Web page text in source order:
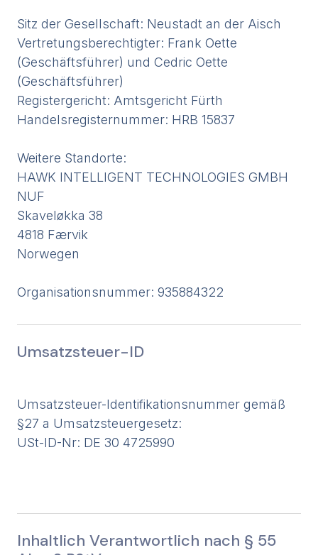
Sitz der Gesellschaft: Neustadt an der Aisch
Vertretungsberechtigter: Frank Oette
(Geschäftsführer) und Cedric Oette
(Geschäftsführer)
Registergericht: Amtsgericht Fürth
Handelsregisternummer: HRB 15837
Weitere Standorte:
HAWK INTELLIGENT TECHNOLOGIES GMBH
NUF
Skaveløkka 38
4818 Færvik
Norwegen
Organisationsnummer: 935884322
Umsatzsteuer-ID
Umsatzsteuer-Identifikationsnummer gemäß
§27 a Umsatzsteuergesetz:
USt-ID-Nr: DE 30 4725990
Inhaltlich Verantwortlich nach § 55